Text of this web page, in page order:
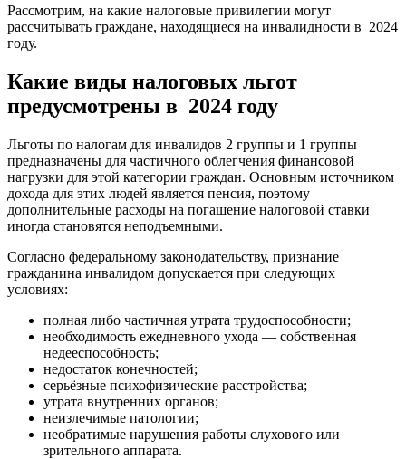
Рассмотрим, на какие налоговые привилегии могут
рассчитывать граждане, находящиеся на инвалидности в 2024
году.
Какие виды налоговых льгот
предусмотрены в 2024 году
Льготы по налогам для инвалидов 2 группы и 1 группы
предназначены для частичного облегчения финансовой
нагрузки для этой категории граждан. Основным источником
дохода для этих людей является пенсия, поэтому
дополнительные расходы на погашение налоговой ставки
иногда становятся неподъемными.
Согласно федеральному законодательству, признание
гражданина инвалидом допускается при следующих
условиях:
полная либо частичная утрата трудоспособности;
необходимость ежедневного ухода — собственная
недееспособность;
недостаток конечностей;
серьёзные психофизические расстройства;
утрата внутренних органов;
неизлечимые патологии;
необратимые нарушения работы слухового или
зрительного аппарата.